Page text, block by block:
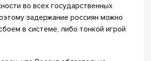
во всех государственных
задержание россиян можно
в системе, либо тонкой игрой